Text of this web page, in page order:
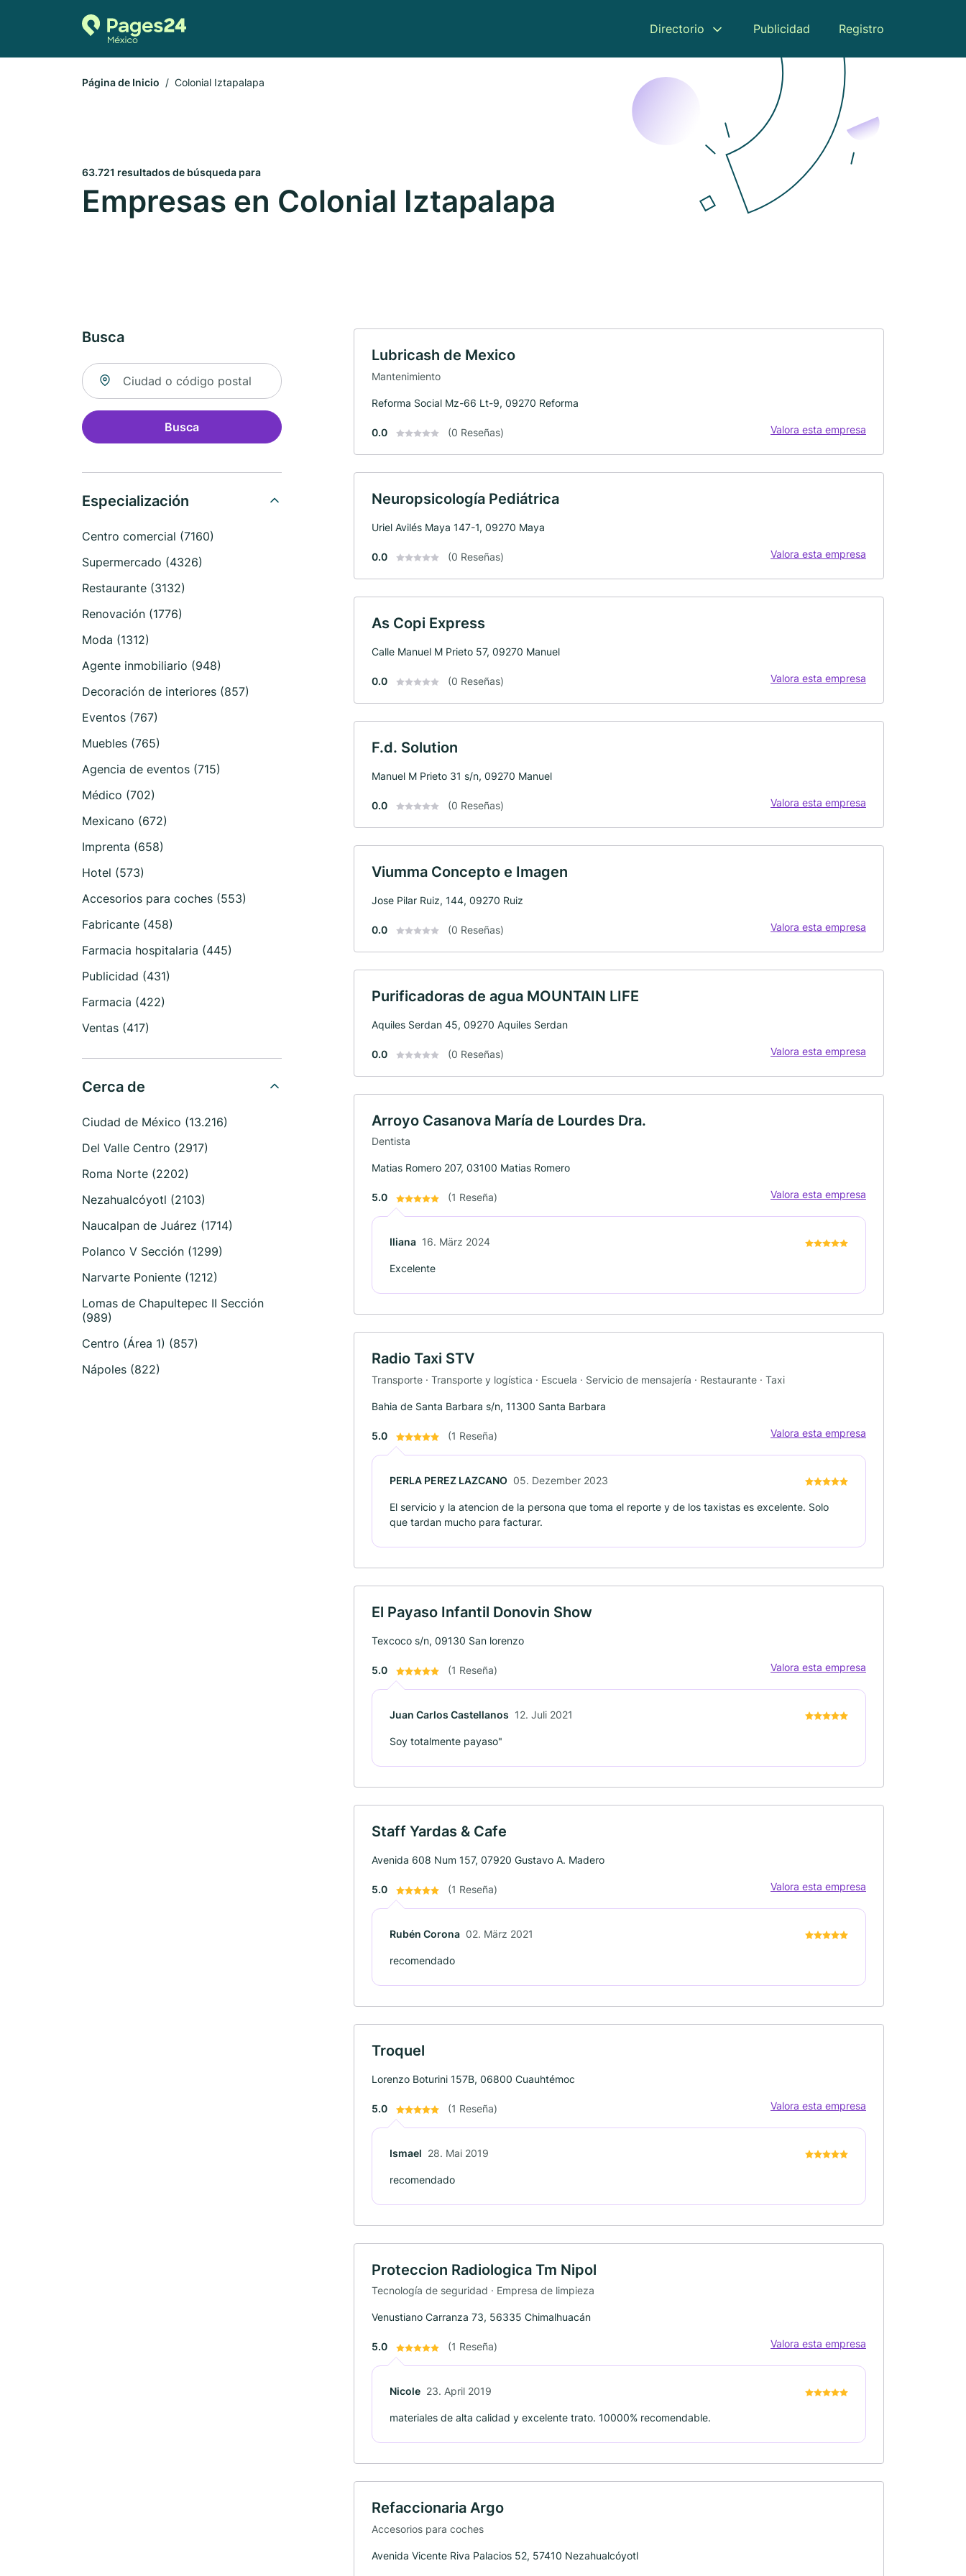
Directorio Publicidad Registro
Página de Inicio Colonial Iztapalapa
63.721 resultados de búsqueda para
Empresas en Colonial Iztapalapa
Busca
Buscar ubicación
Busca
Especialización
Centro comercial (7160)
Supermercado (4326)
Restaurante (3132)
Renovación (1776)
Moda (1312)
Agente inmobiliario (948)
Decoración de interiores (857)
Eventos (767)
Muebles (765)
Agencia de eventos (715)
Médico (702)
Mexicano (672)
Imprenta (658)
Hotel (573)
Accesorios para coches (553)
Fabricante (458)
Farmacia hospitalaria (445)
Publicidad (431)
Farmacia (422)
Ventas (417)
Cerca de
Ciudad de México (13.216)
Del Valle Centro (2917)
Roma Norte (2202)
Nezahualcóyotl (2103)
Naucalpan de Juárez (1714)
Polanco V Sección (1299)
Narvarte Poniente (1212)
Lomas de Chapultepec II Sección
(989)
Centro (Área 1) (857)
Nápoles (822)
Lubricash de Mexico
Mantenimiento
Reforma Social Mz-66 Lt-9, 09270 Reforma
0.0 (0 Reseñas) Valora esta empresa
Neuropsicología Pediátrica
Uriel Avilés Maya 147-1, 09270 Maya
0.0 (0 Reseñas) Valora esta empresa
As Copi Express
Calle Manuel M Prieto 57, 09270 Manuel
0.0 (0 Reseñas) Valora esta empresa
F.d. Solution
Manuel M Prieto 31 s/n, 09270 Manuel
0.0 (0 Reseñas) Valora esta empresa
Viumma Concepto e Imagen
Jose Pilar Ruiz, 144, 09270 Ruiz
0.0 (0 Reseñas) Valora esta empresa
Purificadoras de agua MOUNTAIN LIFE
Aquiles Serdan 45, 09270 Aquiles Serdan
0.0 (0 Reseñas) Valora esta empresa
Arroyo Casanova María de Lourdes Dra.
Dentista
Matias Romero 207, 03100 Matias Romero
5.0 (1 Reseña) Valora esta empresa
Iliana 16. März 2024
Excelente
Radio Taxi STV
Transporte · Transporte y logística · Escuela · Servicio de mensajería · Restaurante · Taxi
Bahia de Santa Barbara s/n, 11300 Santa Barbara
5.0 (1 Reseña) Valora esta empresa
PERLA PEREZ LAZCANO 05. Dezember 2023
El servicio y la atencion de la persona que toma el reporte y de los taxistas es excelente. Solo
que tardan mucho para facturar.
El Payaso Infantil Donovin Show
Texcoco s/n, 09130 San lorenzo
5.0 (1 Reseña) Valora esta empresa
Juan Carlos Castellanos 12. Juli 2021
Soy totalmente payaso"
Staff Yardas & Cafe
Avenida 608 Num 157, 07920 Gustavo A. Madero
5.0 (1 Reseña) Valora esta empresa
Rubén Corona 02. März 2021
recomendado
Troquel
Lorenzo Boturini 157B, 06800 Cuauhtémoc
5.0 (1 Reseña) Valora esta empresa
Ismael 28. Mai 2019
recomendado
Proteccion Radiologica Tm Nipol
Tecnología de seguridad · Empresa de limpieza
Venustiano Carranza 73, 56335 Chimalhuacán
5.0 (1 Reseña) Valora esta empresa
Nicole 23. April 2019
materiales de alta calidad y excelente trato. 10000% recomendable.
Refaccionaria Argo
Accesorios para coches
Avenida Vicente Riva Palacios 52, 57410 Nezahualcóyotl